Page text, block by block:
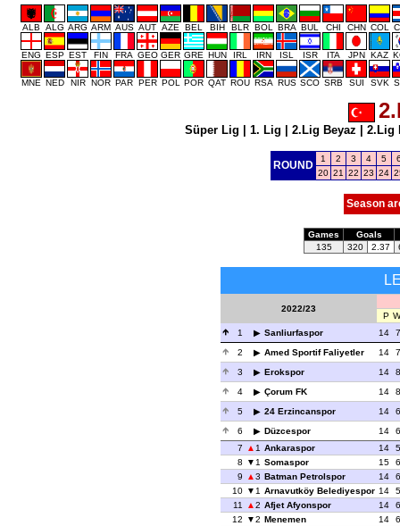
ALB ALG ARG ARM AUS AUT AZE BEL BIH BLR BOL BRA BUL CHI CHN COL
ENG ESP EST FIN FRA GEO GER GRE HUN IRL IRN ISL ISR ITA JPN KAZ
MNE NED NIR NOR PAR PER POL POR QAT ROU RSA RUS SCO SRB SUI SVK
Süper Lig 1. Lig 2.Lig Beyaz 2.Lig
ROUND
1 2 3 4 5
20 21 22 23 24
Season
Games
Goals
135
320 2.37
2022/23
P W
1
Sanliurfaspor 14
7
2
Amed Sportif Faliyetler 14
7
3
Erokspor 14
8
4
Çorum FK 14
8
5
24 Erzincanspor 14
6
6
Düzcespor 14
6
7
1 Ankaraspor 14
5
8
1 Somaspor 15
6
9
3 Batman Petrolspor 14
6
10
1 Arnavutköy Belediyespor 14
5
11
2 Afjet Afyonspor 14
6
12
2 Menemen 14
6